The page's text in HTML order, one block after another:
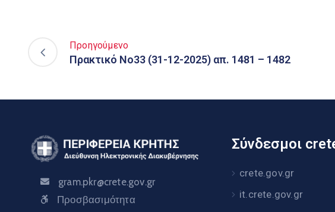
Προηγούμενο
Πρακτικό Νο33 (31-12-2025) απ. 1481 – 1482
gram.pkr@crete.gov.gr
Προσβασιμότητα
Σύνδεσμοι
crete.gov.gr
it.crete.gov.gr